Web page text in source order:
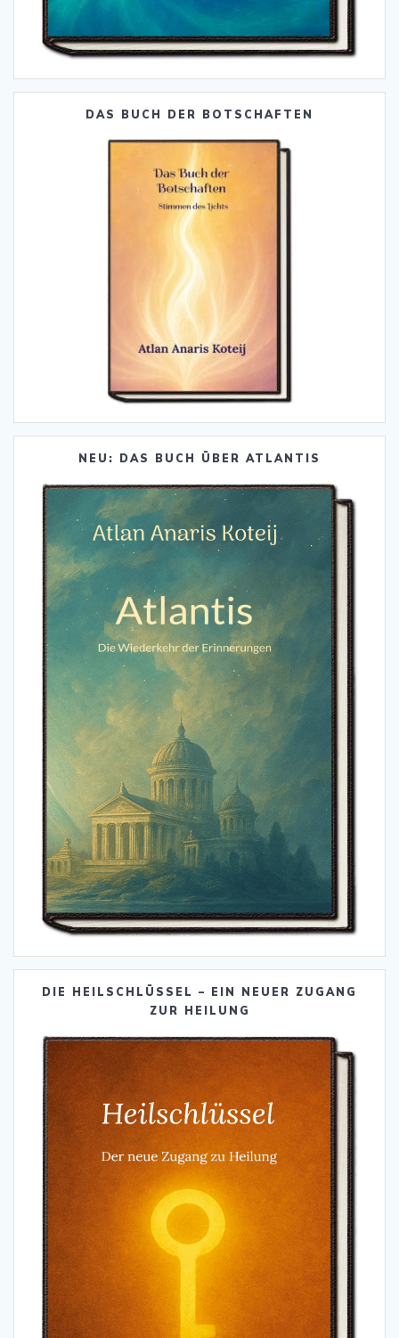
DAS BUCH DER BOTSCHAFTEN
NEU: DAS BUCH ÜBER ATLANTIS
DIE HEILSCHLÜSSEL – EIN NEUER ZUGANG
ZUR HEILUNG